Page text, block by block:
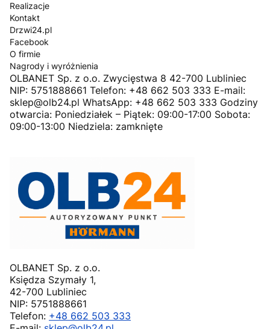
Realizacje
Kontakt
Drzwi24.pl
Facebook
O firmie
Nagrody i wyróżnienia
OLBANET Sp. z o.o. Zwycięstwa 8 42-700 Lubliniec
NIP: 5751888661 Telefon: +48 662 503 333 E-mail:
sklep@olb24.pl WhatsApp: +48 662 503 333 Godziny
otwarcia: Poniedziałek – Piątek: 09:00-17:00 Sobota:
09:00-13:00 Niedziela: zamknięte
OLBANET Sp. z o.o.
Księdza Szymały 1,
42-700 Lubliniec
NIP: 5751888661
Telefon: +48 662 503 333